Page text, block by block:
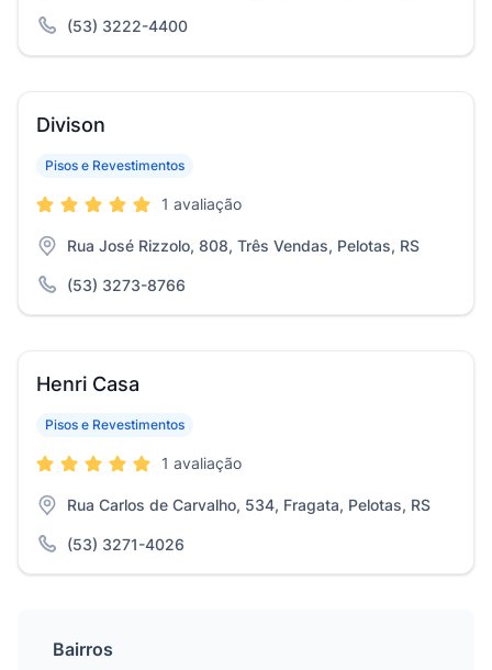
(53) 3222-4400
Divison
Pisos e Revestimentos
1 avaliação
Rua José Rizzolo, 808, Três Vendas, Pelotas, RS
(53) 3273-8766
Henri Casa
Pisos e Revestimentos
1 avaliação
Rua Carlos de Carvalho, 534, Fragata, Pelotas, RS
(53) 3271-4026
Bairros